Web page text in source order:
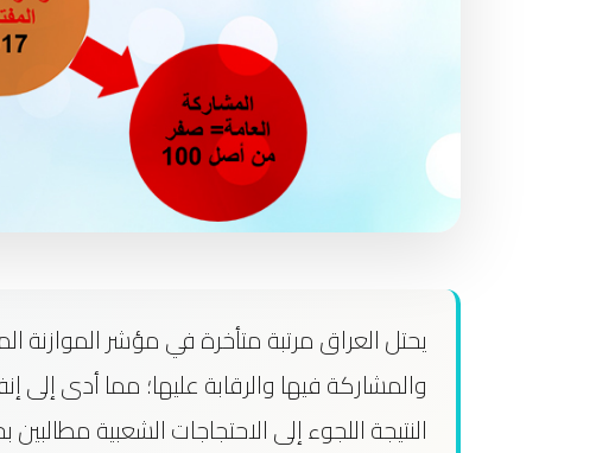
يحتل العراق مرتبة متأخرة في مؤشر الموازنة
والمشاركة فيها والرقابة عليها؛ مما أدى إلى
النتيجة اللجوء إلى الاحتجاجات الشعبية